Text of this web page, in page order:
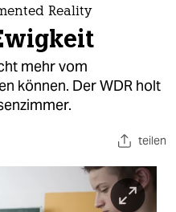
Reality
mehr vom
können. Der WDR holt
teilen